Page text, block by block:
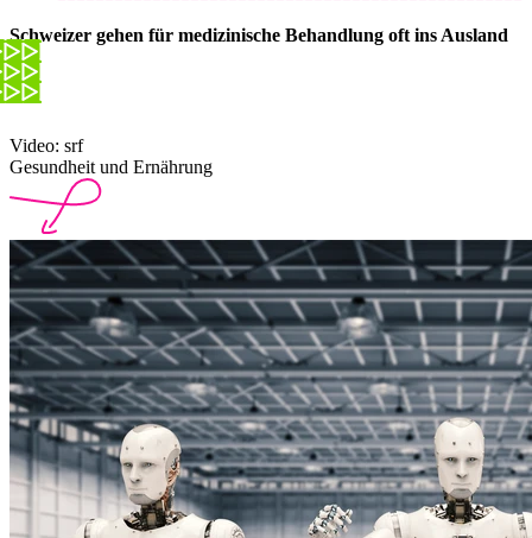
Schweizer gehen für medizinische Behandlung oft ins Ausland
Video: srf
Gesundheit und Ernährung